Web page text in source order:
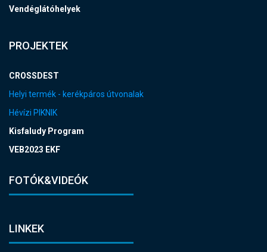
Vendéglátóhelyek
PROJEKTEK
CROSSDEST
Helyi termék - kerékpáros útvonalak
Hévízi PIKNIK
Kisfaludy Program
VEB2023 EKF
FOTÓK&VIDEÓK
LINKEK